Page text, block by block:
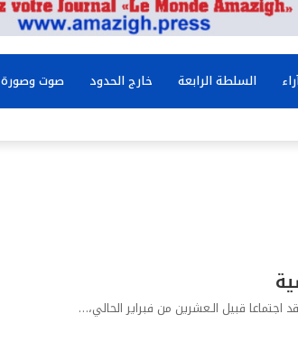
السلطة الرابعة خارج الحدود صوت وصورة
قبيل الـعشرين من فبراير الحالي،…